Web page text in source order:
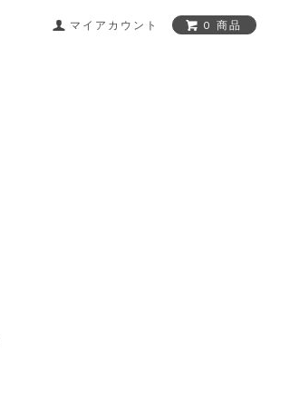
マイアカウント 0 商品